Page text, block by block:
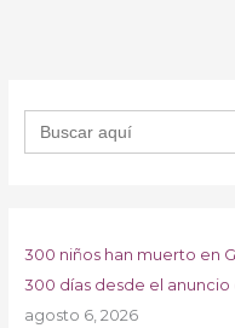
Buscar:
300 niños han muerto en
300 días desde el
agosto 6, 2026